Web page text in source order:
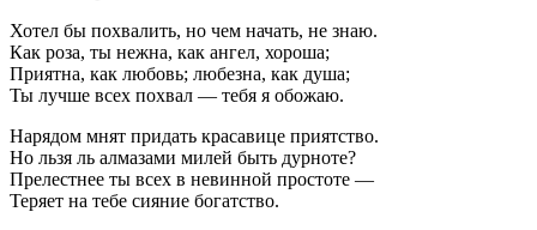
Хотел бы похвалить, но чем начать, не знаю.
Как роза, ты нежна, как ангел, хороша;
Приятна, как любовь; любезна, как душа;
Ты лучше всех похвал — тебя я обожаю.
Нарядом мнят придать красавице приятство.
Но льзя ль алмазами милей быть дурноте?
Прелестнее ты всех в невинной простоте —
Теряет на тебе сияние богатство.